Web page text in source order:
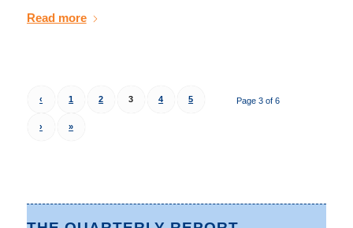
Read more
Page 3 of 6
‹ 1 2 3 4 5
› »